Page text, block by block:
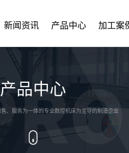
新闻资讯 产品中心 加工案
产品中心
、服务为一体的专业数控机床为主导的制造企业